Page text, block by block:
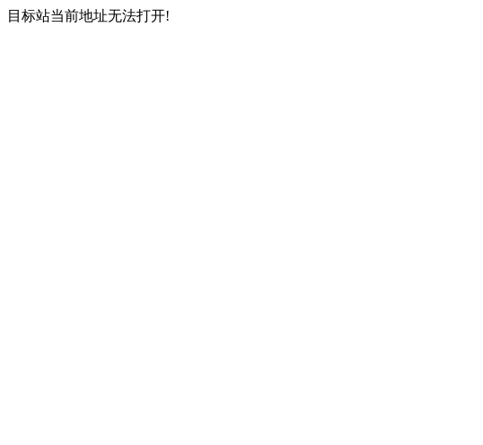
目标站当前地址无法打开!